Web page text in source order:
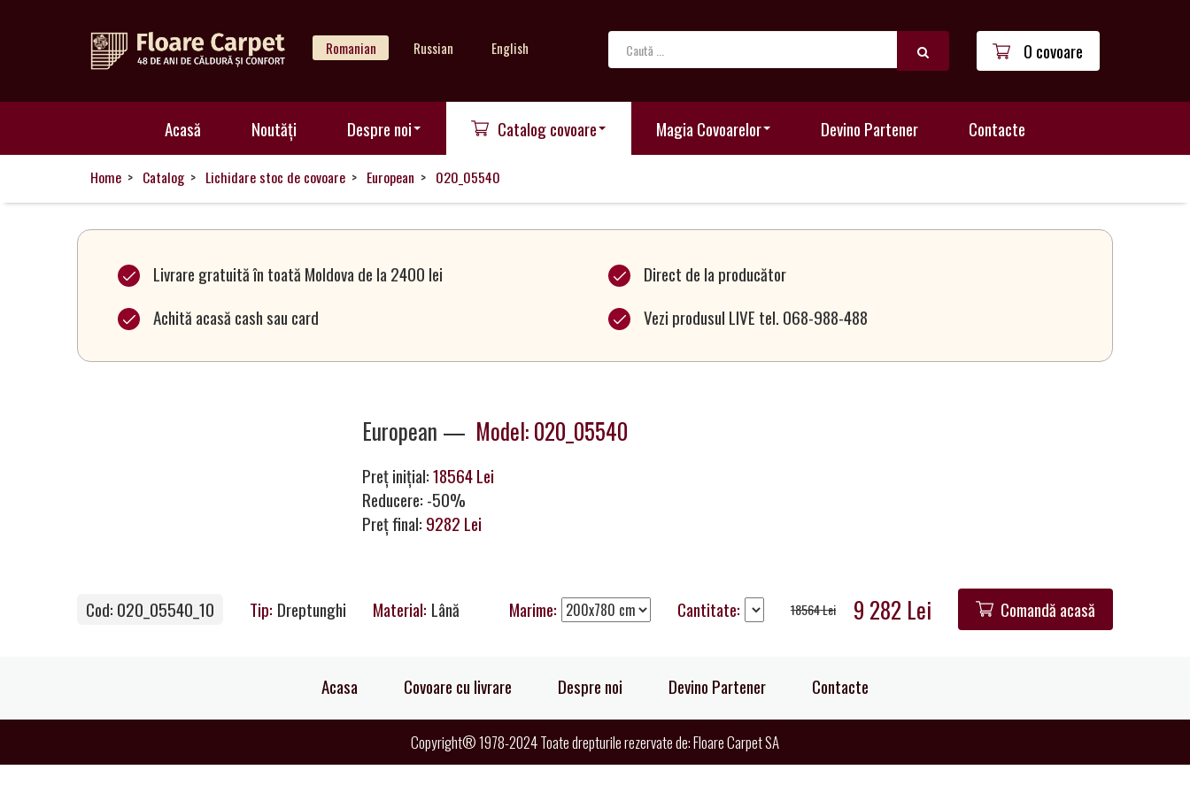
Romanian Russian English 0 covoare
Acasă Noutăți Despre noi Catalog covoare Magia Covoarelor Devino Partener Contacte
Acasă
Despre
Catalog
Contacte
Home Catalog Lichidare stoc de covoare European 020_05540
Livrare gratuită în toată Moldova de la 2400 lei
Direct de la producător
Achită acasă cash sau card
Vezi produsul LIVE tel. 068-988-488
European — Model: 020_05540
Preț inițial:18564 Lei
Reducere: -50%
Preț final: 9282 Lei
Cod: 020_05540_10 Tip: Dreptunghi Material: Lână Marime: Cantitate: 18564 Lei 9 282 Lei Comandă acasă
Acasa Covoare cu livrare Despre noi Devino Partener Contacte
Copyright® 1978-2024 Toate drepturile rezervate de: Floare Carpet SA